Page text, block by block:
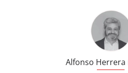
Alfonso Herrera